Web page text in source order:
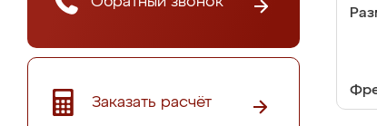
Заказать расчёт